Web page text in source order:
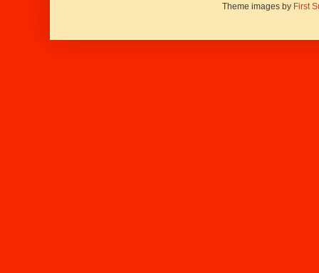
Theme images by First